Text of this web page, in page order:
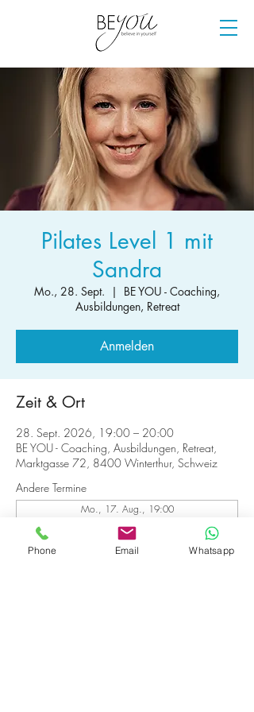
Pilates Level 1 mit
Sandra
Mo., 28. Sept.
  |
BE YOU - Coaching,
Ausbildungen, Retreat
Anmelden
Zeit & Ort
28. Sept. 2026, 19:00 – 20:00
BE YOU - Coaching, Ausbildungen, Retreat,
Marktgasse 72, 8400 Winterthur, Schweiz
Andere Termine
Mo., 17. Aug., 19:00
Mo., 24. Aug., 19:00
Mo., 31. Aug., 19:00
Phone Email Whatsapp